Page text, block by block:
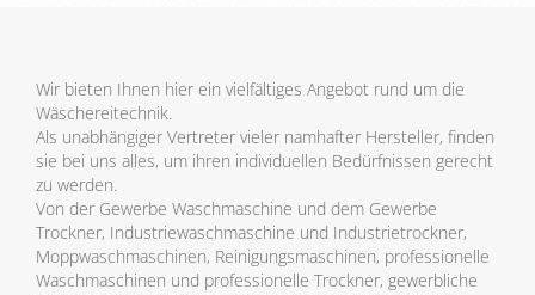
Wir bieten Ihnen hier ein vielfältiges Angebot rund um die
Wäschereitechnik.
Als unabhängiger Vertreter vieler namhafter Hersteller, finden
sie bei uns alles, um ihren individuellen Bedürfnissen gerecht
zu werden.
Von der Gewerbe Waschmaschine und dem Gewerbe
Trockner, Industriewaschmaschine und Industrietrockner,
Moppwaschmaschinen, Reinigungsmaschinen, professionelle
Waschmaschinen und professionelle Trockner, gewerbliche